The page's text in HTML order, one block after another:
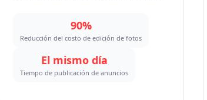
imágenes suelen incluir objetos
personales de los ocupantes actuales,
poco favorecedora. Antes, la agencia
90%
Reducción del costo de edición de fotos
El mismo día
Tiempo de publicación de anuncios